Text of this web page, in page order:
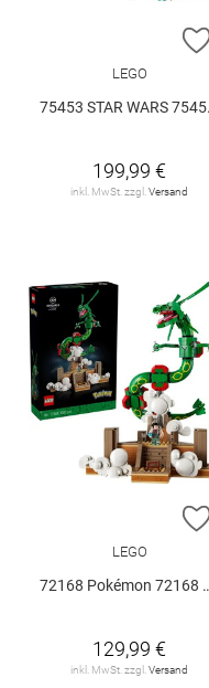
LEGO
75453 STAR WARS 75453 V29
199,99 €
inkl. MwSt. zzgl.Versand
LEGO
72168 Pokémon 72168 V29
129,99 €
inkl. MwSt. zzgl. Versand